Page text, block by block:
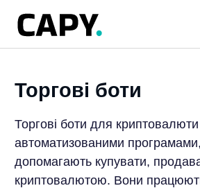
Торгові боти
Торгові боти для
автоматизованими
допомагають купувати,
криптовалютою. Вони